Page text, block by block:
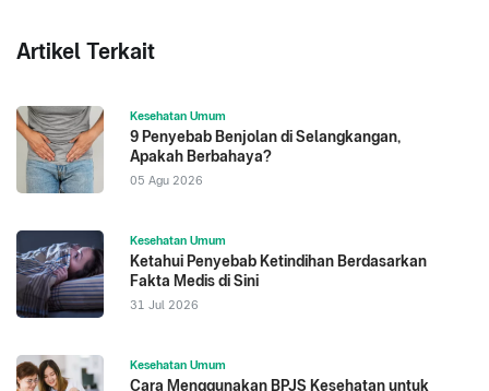
Artikel Terkait
Kesehatan Umum
9 Penyebab Benjolan di Selangkangan,
Apakah Berbahaya?
05 Agu 2026
Kesehatan Umum
Ketahui Penyebab Ketindihan Berdasarkan
Fakta Medis di Sini
31 Jul 2026
Kesehatan Umum
Cara Menggunakan BPJS Kesehatan untuk